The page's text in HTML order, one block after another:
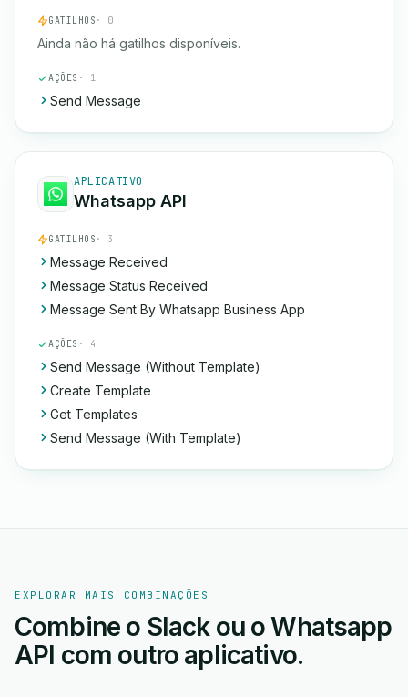
GATILHOS · 0
Ainda não há gatilhos disponíveis.
AÇÕES · 1
Send Message
APLICATIVO
Whatsapp API
GATILHOS · 3
Message Received
Message Status Received
Message Sent By Whatsapp Business App
AÇÕES · 4
Send Message (Without Template)
Create Template
Get Templates
Send Message (With Template)
EXPLORAR MAIS COMBINAÇÕES
Combine o Slack ou o Whatsapp
API com outro aplicativo.